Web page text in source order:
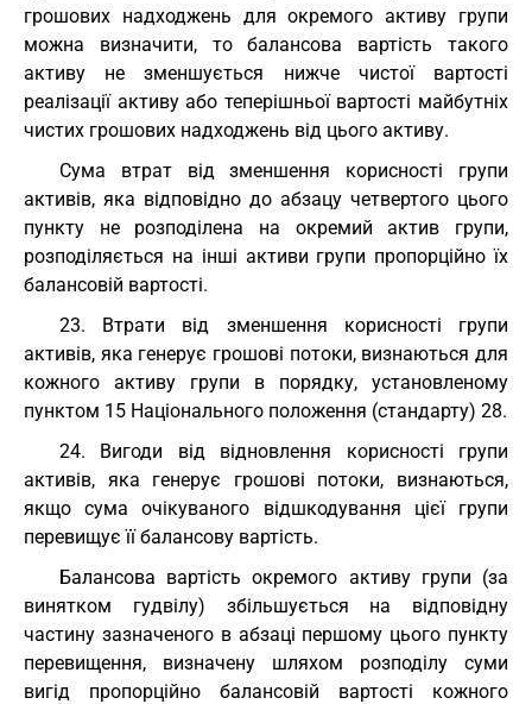
грошових надходжень для окремого активу групи
можна визначити, то балансова вартість такого
активу не зменшується нижче чистої вартості
реалізації активу або теперішньої вартості майбутніх
чистих грошових надходжень від цього активу.
Сума втрат від зменшення корисності групи
активів, яка відповідно до абзацу четвертого цього
пункту не розподілена на окремий актив групи,
розподіляється на інші активи групи пропорційно їх
балансовій вартості.
23. Втрати від зменшення корисності групи
активів, яка генерує грошові потоки, визнаються для
кожного активу групи в порядку, установленому
пунктом 15 Національного положення (стандарту) 28.
24. Вигоди від відновлення корисності групи
активів, яка генерує грошові потоки, визнаються,
якщо сума очікуваного відшкодування цієї групи
перевищує її балансову вартість.
Балансова вартість окремого активу групи (за
винятком гудвілу) збільшується на відповідну
частину зазначеного в абзаці першому цього пункту
перевищення, визначену шляхом розподілу суми
вигід пропорційно балансовій вартості кожного